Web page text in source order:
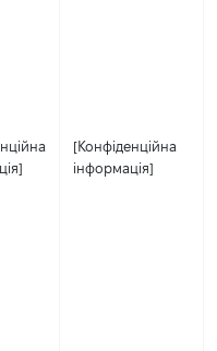
[Конфіденційна
інформація]